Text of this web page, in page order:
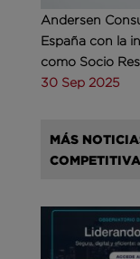
Andersen
España con la
como Socio
30 Sep 2025
MÁS
COMPETITIVA